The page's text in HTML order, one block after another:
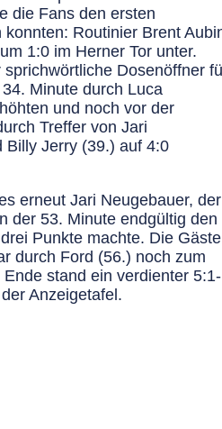
die Fans den ersten
Routinier Brent
1:0 im Herner Tor unter.
Dosenöffner
Minute durch Luca
und noch vor der
Treffer von Jari
Billy Jerry (39.) auf 4:0
erneut Jari Neugebauer, der
der 53. Minute endgültig den
Punkte machte. Die Gäste
durch Ford (56.) noch zum
stand ein verdienter 5:1-
Anzeigetafel.